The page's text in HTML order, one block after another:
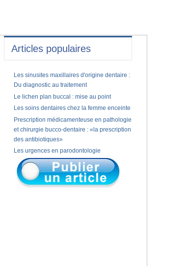
Articles populaires
Les sinusites maxillaires d'origine dentaire :
Du diagnostic au traitement
Le lichen plan buccal : mise au point
Les soins dentaires chez la femme enceinte
Prescription médicamenteuse en pathologie
et chirurgie bucco-dentaire : «la prescription
des antibiotiques»
Les urgences en parodontologie